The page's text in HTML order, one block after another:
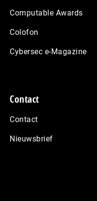
Computable Awards
Colofon
Cybersec e-Magazine
Contact
Contact
Nieuwsbrief